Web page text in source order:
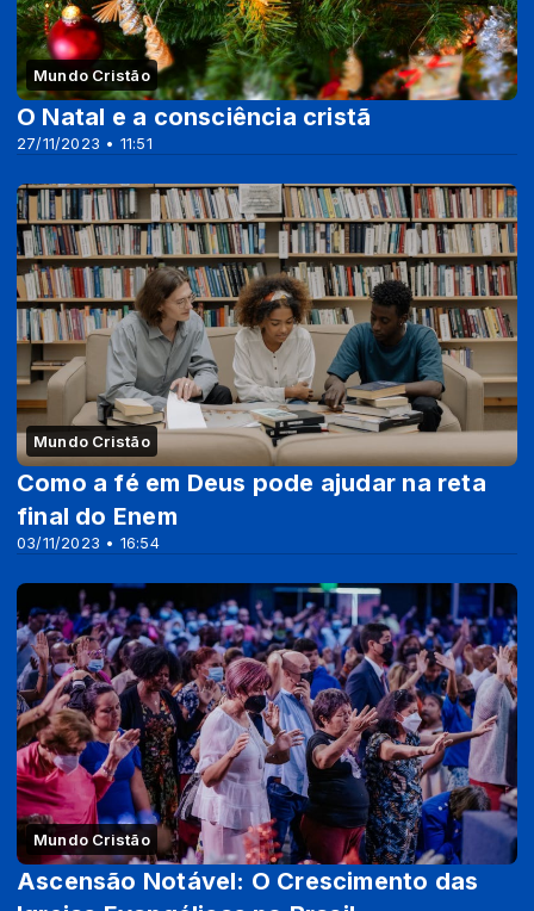
Mundo Cristão
27/11/2023 • 11:51
O Natal e a consciência cristã
Mundo Cristão
03/11/2023 • 16:54
Como a fé em Deus pode ajudar na reta
final do Enem
Mundo Cristão
Ascensão Notável: O Crescimento das